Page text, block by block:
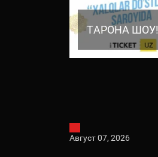
ТАРОНА ШОУ!
Август 07, 2026